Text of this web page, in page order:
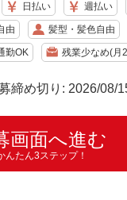
日払い 週払い
由 髪型・髪色自由
勤OK 残業少なめ(月
め切り: 2026/08/
画面へ進む
んたん3ステップ！